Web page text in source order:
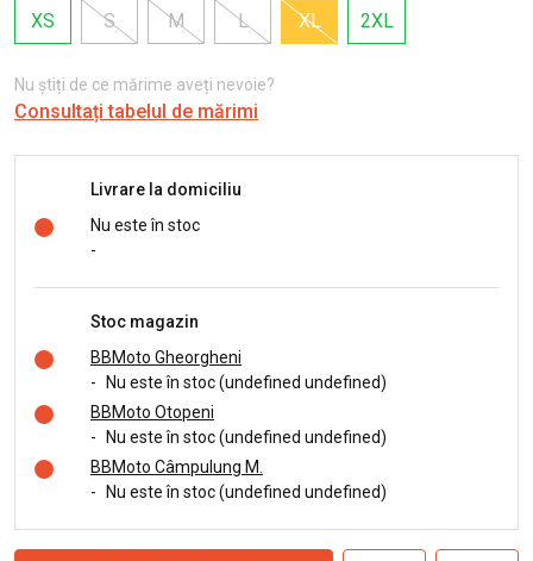
XS
S M L XL 2XL
Nu știți de ce mărime aveți nevoie?
Consultați tabelul de mărimi
Livrare la domiciliu
Nu este în stoc
-
Stoc magazin
BBMoto Gheorgheni
-
Nu este în stoc (undefined undefined)
BBMoto Otopeni
-
Nu este în stoc (undefined undefined)
BBMoto Câmpulung M.
-
Nu este în stoc (undefined undefined)